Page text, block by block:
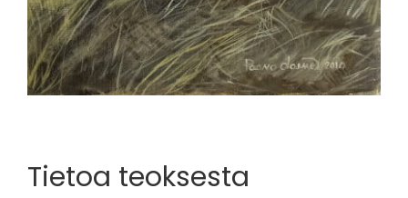
Tietoa teoksesta